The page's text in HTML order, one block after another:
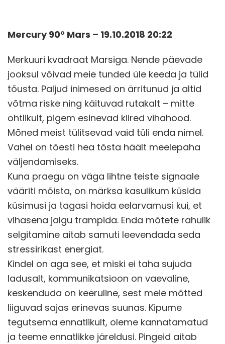
Mercury 90° Mars – 19.10.2018 20:22
Merkuuri kvadraat Marsiga. Nende päevade
jooksul võivad meie tunded üle keeda ja tülid
tõusta. Paljud inimesed on ärritunud ja altid
võtma riske ning käituvad rutakalt – mitte
ohtlikult, pigem esinevad kiired vihahood.
Mõned meist tülitsevad vaid tüli enda nimel.
Vahel on tõesti hea tõsta häält meelepaha
väljendamiseks.
Kuna praegu on väga lihtne teiste signaale
vääriti mõista, on märksa kasulikum küsida
küsimusi ja tagasi hoida eelarvamusi kui, et
vihasena jalgu trampida. Enda mõtete rahulik
selgitamine aitab samuti leevendada seda
stressirikast energiat.
Kindel on aga see, et miski ei taha sujuda
ladusalt, kommunikatsioon on vaevaline,
keskenduda on keeruline, sest meie mõtted
liiguvad sajas erinevas suunas. Kipume
tegutsema ennatlikult, oleme kannatamatud
ja teeme ennatlikke järeldusi. Pingeid aitab